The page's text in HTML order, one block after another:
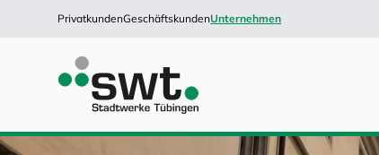
PrivatkundenGeschäftskundenUnternehmen